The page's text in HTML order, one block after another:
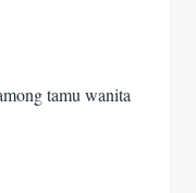
tamu wanita